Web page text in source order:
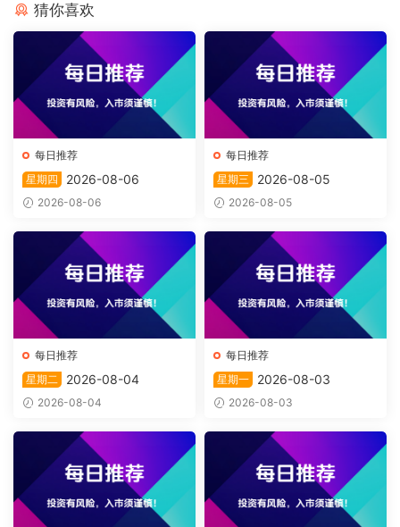
猜你喜欢
每日推荐
星期四
2026-08-06
2026-08-06
每日推荐
星期三
2026-08-05
2026-08-05
每日推荐
星期二
2026-08-04
2026-08-04
每日推荐
星期一
2026-08-03
2026-08-03